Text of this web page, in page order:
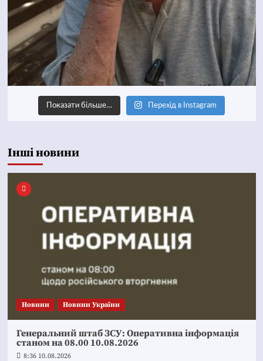
Показати більше… Перехід в Instagram
Інші новини
Новини Новини України
Генеральний штаб ЗСУ: Оперативна інформація
станом на 08.00 10.08.2026
8:36 10.08.2026